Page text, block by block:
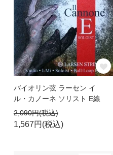
バイオリン弦 ラーセン イ
ル・カノーネ ソリスト E線
2,090円(税込)
1,567円(税込)